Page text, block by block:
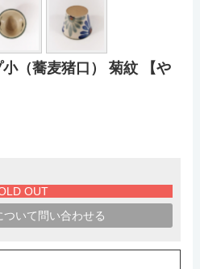
（蕎麦猪口） 菊紋 【や
OUT
ついて問い合わせる